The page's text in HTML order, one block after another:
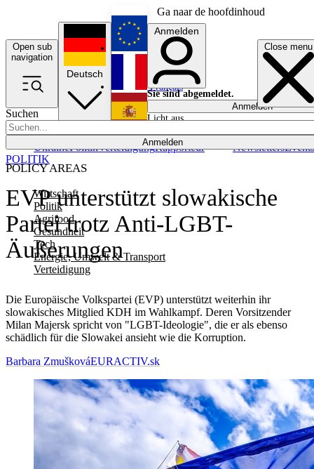
Ga naar de hoofdinhoud
Open sub
navigation
Close menu
Suchen
Anmelden
POLICY AREAS
Wirtschaft
Politik
Agrifood
Gesundheit
Tech
Energie, Umwelt & Transport
Verteidigung
UkrainePolitikVerteidigungRapporteur NewslettersEvents
Deutsch
English
Français
Anmelden
Sie sind abgemeldet.
Anmelden
Licht aus
EVP unterstützt slowakische
Partei trotz Anti-LGBT-
Äußerungen
Die Europäische Volkspartei (EVP) unterstützt weiterhin ihr
slowakisches Mitglied KDH im Wahlkampf. Deren Vorsitzender
Milan Majersk spricht von "LGBT-Ideologie", die er als ebenso
schädlich für die Slowakei ansieht wie die Korruption.
POLITIK
Barbara ZmuškováEURACTIV.sk